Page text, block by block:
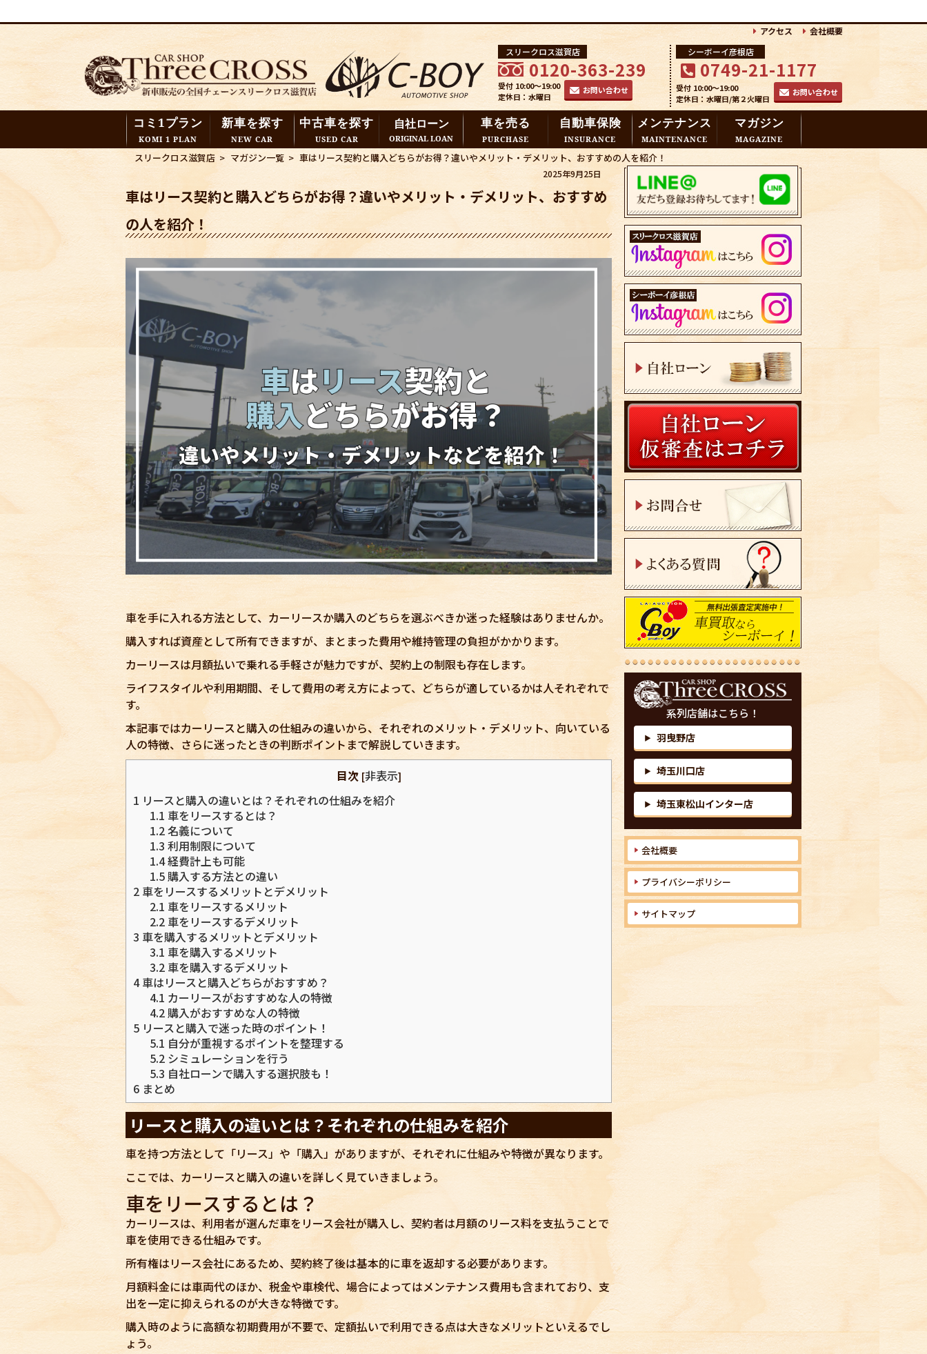
アクセス
会社概要
スリークロス滋賀店
0120-363-239
受付 10:00～19:00
定休日：水曜日
お問い合わせ
シーボーイ彦根店
0749-21-1177
受付 10:00～19:00
定休日：水曜日/第２火曜日
お問い合わせ
コミ1プラン
KOMI 1 PLAN
新車を探す
NEW CAR
中古車を探す
USED CAR
自社ローン
ORIGINAL LOAN
車を売る
PURCHASE
自動車保険
INSURANCE
メンテナンス
MAINTENANCE
マガジン
MAGAZINE
スリークロス滋賀店 > マガジン一覧 > 車はリース契約と購入どちらがお得？違いやメリット・デメリット、おすすめの人を紹介！
2025年9月25日
車はリース契約と購入どちらがお得？違いやメリット・デメリット、おすすめ
の人を紹介！
車を手に入れる方法として、カーリースか購入のどちらを選ぶべきか迷った経験はありませんか。
購入すれば資産として所有できますが、まとまった費用や維持管理の負担がかかります。
カーリースは月額払いで乗れる手軽さが魅力ですが、契約上の制限も存在します。
ライフスタイルや利用期間、そして費用の考え方によって、どちらが適しているかは人それぞれで
す。
本記事ではカーリースと購入の仕組みの違いから、それぞれのメリット・デメリット、向いている
人の特徴、さらに迷ったときの判断ポイントまで解説していきます。
目次 [非表示]
1 リースと購入の違いとは？それぞれの仕組みを紹介
1.1 車をリースするとは？
1.2名義について
1.3 利用制限について
1.4経費計上も可能
1.5 購入する方法との違い
2 車をリースするメリットとデメリット
2.1 車をリースするメリット
2.2 車をリースするデメリット
3 車を購入するメリットとデメリット
3.1 車を購入するメリット
3.2 車を購入するデメリット
4車はリースと購入どちらがおすすめ？
4.1 カーリースがおすすめな人の特徴
4.2 購入がおすすめな人の特徴
5 リースと購入で迷った時のポイント！
5.1 自分が重視するポイントを整理する
5.2 シミュレーションを行う
5.3 自社ローンで購入する選択肢も！
6 まとめ
リースと購入の違いとは？それぞれの仕組みを紹介
車を持つ方法として「リース」や「購入」がありますが、それぞれに仕組みや特徴が異なります。
ここでは、カーリースと購入の違いを詳しく見ていきましょう。
車をリースするとは？
カーリースは、利用者が選んだ車をリース会社が購入し、契約者は月額のリース料を支払うことで
車を使用できる仕組みです。
所有権はリース会社にあるため、契約終了後は基本的に車を返却する必要があります。
月額料金には車両代のほか、税金や車検代、場合によってはメンテナンス費用も含まれており、支
出を一定に抑えられるのが大きな特徴です。
購入時のように高額な初期費用が不要で、定額払いで利用できる点は大きなメリットといえるでし
ょう。
系列店舗はこちら！
▶ 羽曳野店
▶ 埼玉川口店
▶ 埼玉東松山インター店
会社概要
プライバシーポリシー
サイトマップ